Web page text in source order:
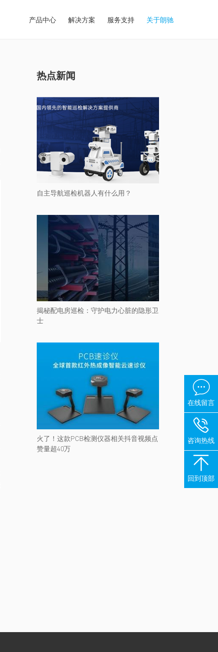
产品中心 解决方案 服务支持 关于朗驰
热点新闻
自主导航巡检机器人有什么用？
揭秘配电房巡检：守护电力心脏的隐形卫
士
火了！这款PCB检测仪器相关抖音视频点
赞量超40万

在线留言

咨询热线

回到顶部